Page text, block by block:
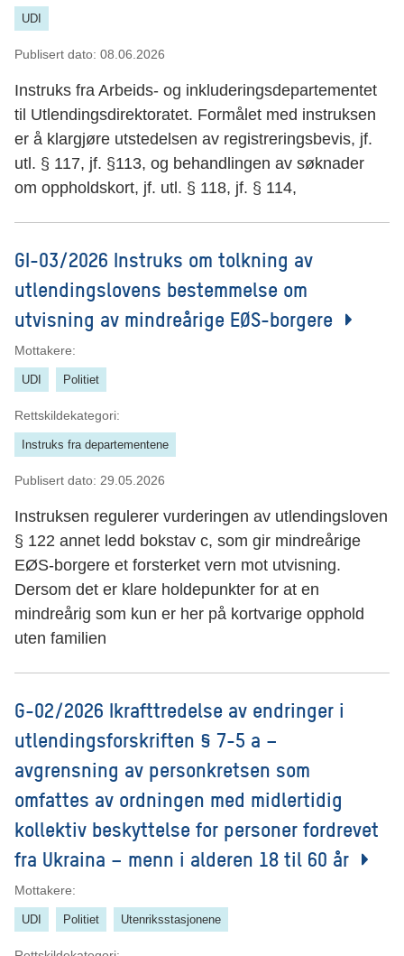
UDI
Publisert dato: 08.06.2026
Instruks fra Arbeids- og inkluderingsdepartementet
til Utlendingsdirektoratet. Formålet med instruksen
er å klargjøre utstedelsen av registreringsbevis, jf.
utl. § 117, jf. §113, og behandlingen av søknader
om oppholdskort, jf. utl. § 118, jf. § 114,
GI-03/2026 Instruks om tolkning av
utlendingslovens bestemmelse om
utvisning av mindreårige EØS-borgere
Mottakere:
UDI Politiet
Rettskildekategori:
Instruks fra departementene
Publisert dato: 29.05.2026
Instruksen regulerer vurderingen av utlendingsloven
§ 122 annet ledd bokstav c, som gir mindreårige
EØS-borgere et forsterket vern mot utvisning.
Dersom det er klare holdepunkter for at en
mindreårig som kun er her på kortvarige opphold
uten familien
G-02/2026 Ikrafttredelse av endringer i
utlendingsforskriften § 7-5 a –
avgrensning av personkretsen som
omfattes av ordningen med midlertidig
kollektiv beskyttelse for personer fordrevet
fra Ukraina – menn i alderen 18 til 60 år
Mottakere:
UDI Politiet Utenriksstasjonene